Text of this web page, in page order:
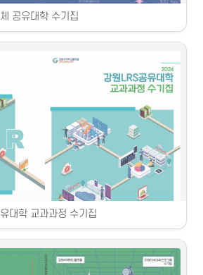
! 과정
과 프로그램 수기집
폼
공유대학 수기집
대학 교과과정 수기집
대학 교과과정 수기집